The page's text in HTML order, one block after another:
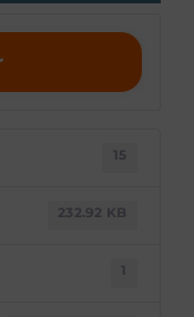
15
232.92 KB
1